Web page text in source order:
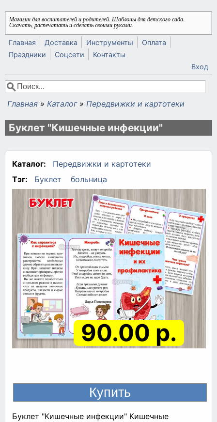
Перейти к основному содержанию
Магазин для воспитателей и родителей. Шаблоны для детского сада.
Скачать, распечатать и сделать своими руками.
Главная Доставка Инструменты
Оплата
Праздники
Соцсети
Контакты
Вход
Форма поиска
Поиск
Вы здесь
Главная » Каталог » Передвижки и картотеки
Буклет "Кишечные инфекции"
Каталог:
Передвижки и картотеки
Тэг:
Буклет больница
90.00 р.
Буклет "Кишечные инфекции" Кишечные